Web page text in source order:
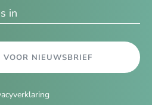
NIEUWSBRIEF